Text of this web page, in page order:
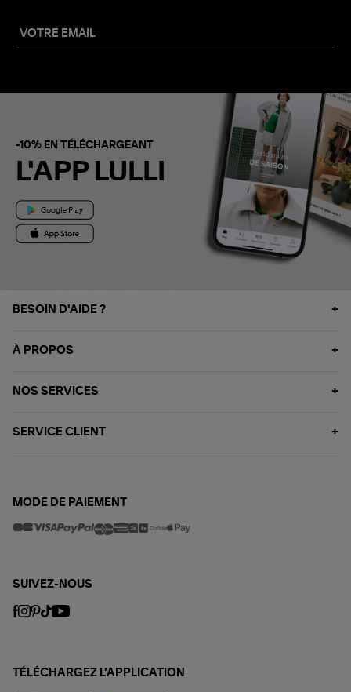
-10% EN TÉLÉCHARGEANT
L'APP LULLI
BESOIN D'AIDE ?
À PROPOS
NOS SERVICES
SERVICE CLIENT
MODE DE PAIEMENT
SUIVEZ-NOUS
TÉLÉCHARGEZ L'APPLICATION